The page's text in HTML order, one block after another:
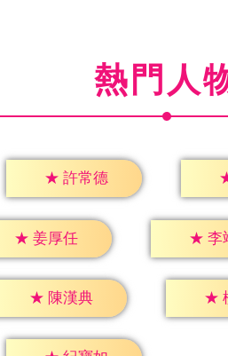
熱門人
★ 許常德
★ 姜厚任 ★ 李
★ 陳漢典 ★